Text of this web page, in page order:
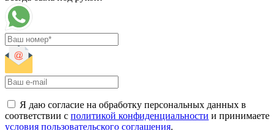
Я даю согласие на обработку персональных данных в
соответствии с политикой конфиденциальности и принимаете
условия пользовательского соглашения.